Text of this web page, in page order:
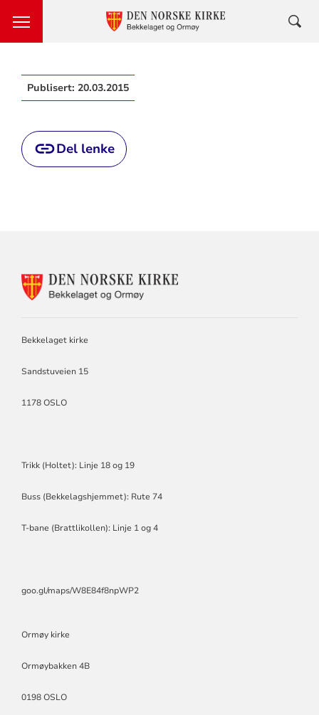
Publisert: 20.03.2015
Del lenke
KONTAKTINFORMASJON
Bekkelaget kirke
Sandstuveien 15
1178 OSLO
Trikk (Holtet): Linje 18 og 19
Buss (Bekkelagshjemmet): Rute 74
T-bane (Brattlikollen): Linje 1 og 4
goo.gl/maps/W8E84f8npWP2
Ormøy kirke
Ormøybakken 4B
0198 OSLO